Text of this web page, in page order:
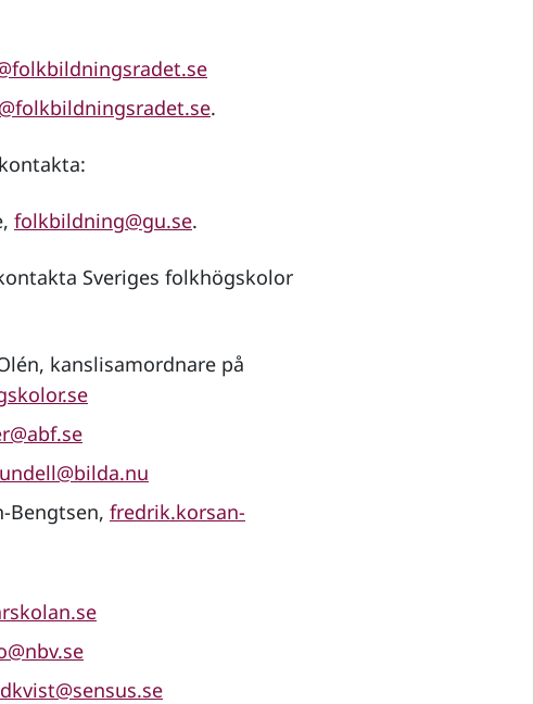
.
folkbildning@gu.se.
Sveriges folkhögskolor
kanslisamordnare på
Bengtsen, fredrik.korsan-